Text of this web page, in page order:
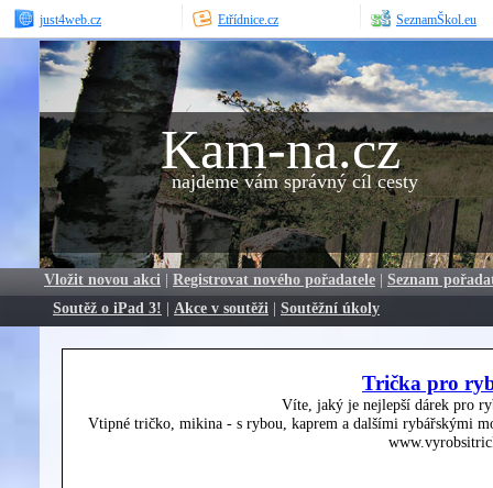
just4web.cz Etřídnice.cz SeznamŠkol.eu
Kam-na.cz
najdeme vám správný cíl cesty
Vložit novou akci | Registrovat nového pořadatele | Seznam
Soutěž o iPad 3! | Akce v soutěži | Soutěžní úkoly
Trička pro
Víte, jaký je nejlepší dárek pro
Vtipné tričko, mikina - s rybou, kaprem a dalšími rybářskými